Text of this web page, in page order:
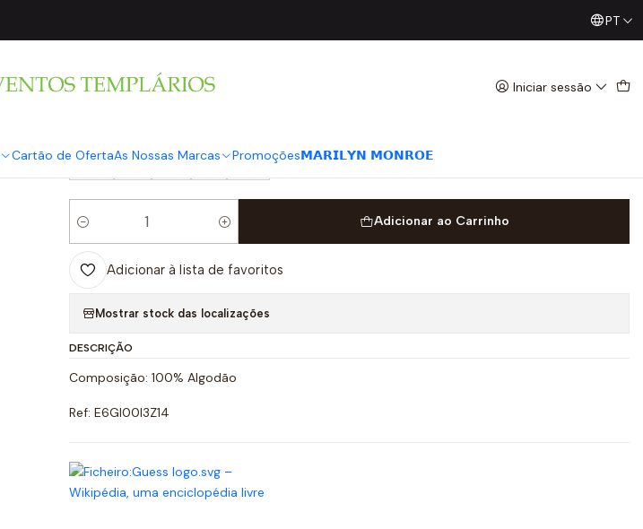
Iniciar sessão
Cartão de OfertaAs Nossas Marcas Promoções𝗠𝗔𝗥𝗜𝗟𝗬𝗡 𝗠𝗢𝗡𝗥𝗢𝗘
Já conhece os nossos Diretos? Todas as Segundas /PT
|
XS S M L XL
Quantidade
Adicionar ao Carrinho
Adicionar à lista de favoritos
Mostrar stock das localizações
DESCRIÇÃO
Composição: 100% Algodão
Ref: E6GI00I3Z14